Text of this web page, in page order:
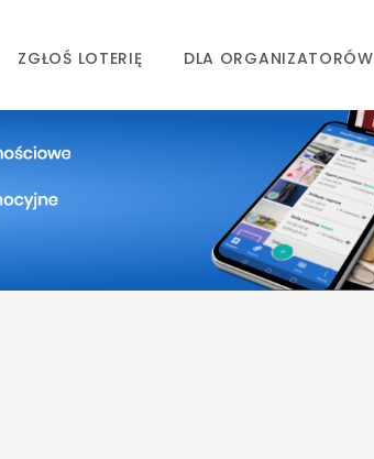
ZGŁOŚ LOTERIĘ DLA ORGANIZATORÓW